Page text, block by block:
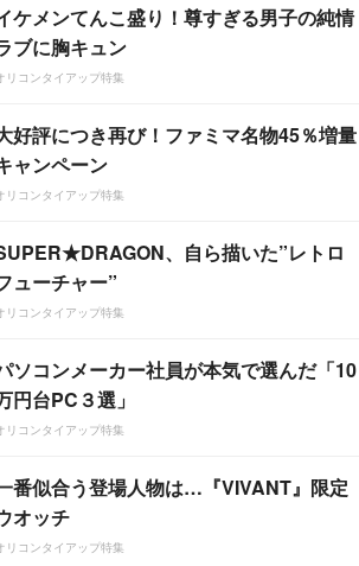
ケメンてんこ盛り！尊すぎる男子の純情
ブに胸キュン
リコンタイアップ特集
好評につき再び！ファミマ名物45％増量
ャンペーン
リコンタイアップ特集
、自ら描いた”レトロ
ューチャー”
リコンタイアップ特集
ソコンメーカー社員が本気で選んだ「10
円台PC３選」
リコンタイアップ特集
番似合う登場人物は…『VIVANT』限定
オッチ
リコンタイアップ特集